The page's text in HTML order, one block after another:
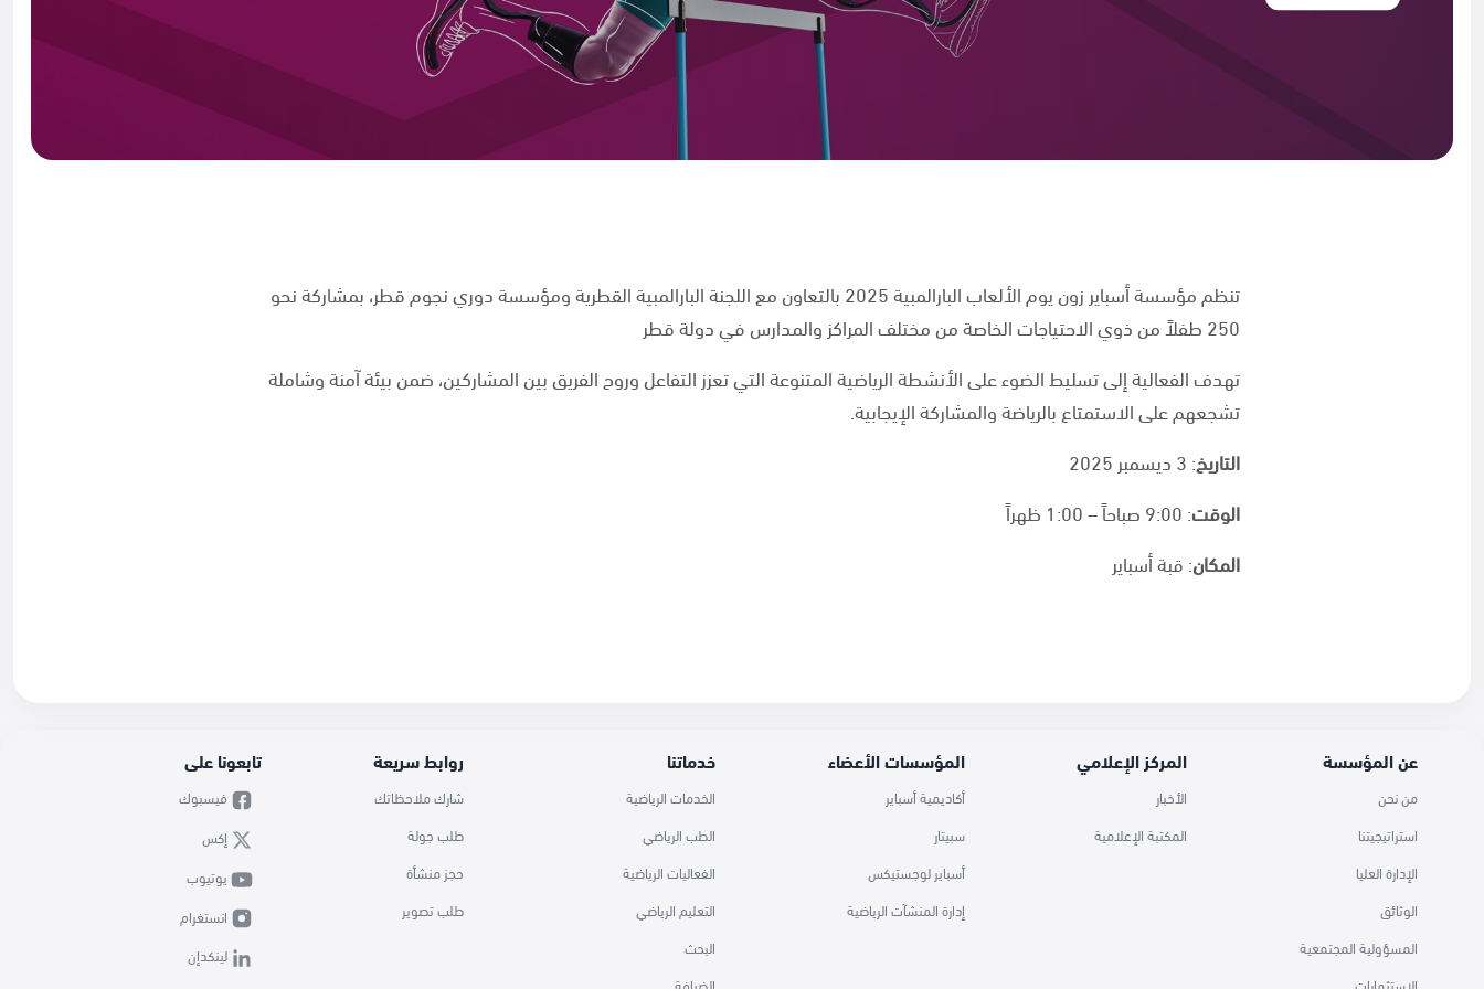
تنظم مؤسسة أسباير زون يوم الألعاب البارالمبية 2025 بالتعاون مع اللجنة البارالمبية القطرية ومؤسسة دوري نجوم قطر، بمشاركة نحو
250 طفلاً من ذوي الاحتياجات الخاصة من مختلف المراكز والمدارس في دولة قطر
تهدف الفعالية إلى تسليط الضوء على الأنشطة الرياضية المتنوعة التي تعزز التفاعل وروح الفريق بين المشاركين، ضمن بيئة آمنة وشاملة
تشجعهم على الاستمتاع بالرياضة والمشاركة الإيجابية.
التاريخ: 3 ديسمبر 2025
الوقت: 9:00 صباحاً – 1:00 ظهراً
المكان: قبة أسباير
عن المؤسسة
من نحن
استراتيجيتنا
الإدارة العليا
الوثائق
المسؤولية المجتمعية
المركز الإعلامي
الأخبار
المكتبة الإعلامية
المؤسسات الأعضاء
أكاديمية أسباير
سبيتار
أسباير لوجستيكس
إدارة المنشآت الرياضية
خدماتنا
الخدمات الرياضية
الطب الرياضي
الفعاليات الرياضية
التعليم الرياضي
البحث
روابط سريعة
شارك ملاحظاتك
طلب جولة
حجز منشأة
طلب تصوير
تابعونا على
فيسبوك
إكس
يوتيوب
انستغرام
لينكدإن